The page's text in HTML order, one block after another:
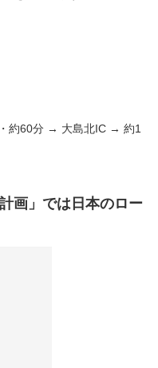
約60分 → 大島北IC → 約1
画」では日本のロー